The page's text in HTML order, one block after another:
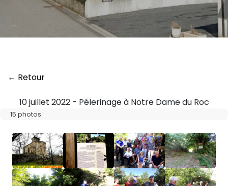
← Retour
10 juillet 2022 - Pélerinage à Notre Dame du Roc
15 photos